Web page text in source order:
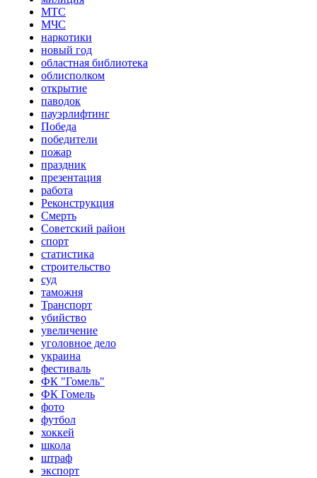
МТС
МЧС
наркотики
новый год
областная библиотека
облисполком
открытие
паводок
пауэрлифтинг
Победа
победители
пожар
праздник
презентация
работа
Реконструкция
Смерть
Советский район
спорт
статистика
строительство
суд
таможня
Транспорт
убийство
увеличение
уголовное дело
украина
фестиваль
ФК "Гомель"
ФК Гомель
фото
футбол
хоккей
школа
штраф
экспорт